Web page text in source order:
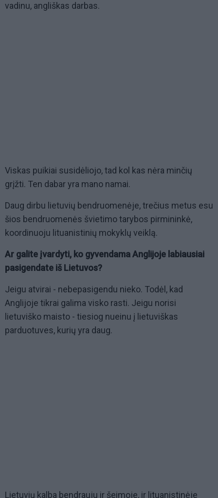
vadinu, angliškas darbas.
Viskas puikiai susidėliojo, tad kol kas nėra minčių
grįžti. Ten dabar yra mano namai.
Daug dirbu lietuvių bendruomenėje, trečius metus esu
šios bendruomenės švietimo tarybos pirmininkė,
koordinuoju lituanistinių mokyklų veiklą.
Ar galite įvardyti, ko gyvendama Anglijoje labiausiai
pasigendate iš Lietuvos?
Jeigu atvirai - nebepasigendu nieko. Todėl, kad
Anglijoje tikrai galima visko rasti. Jeigu norisi
lietuviško maisto - tiesiog nueinu į lietuviškas
parduotuves, kurių yra daug.
Lietuvių kalba bendrauju ir šeimoje, ir lituanistinėje